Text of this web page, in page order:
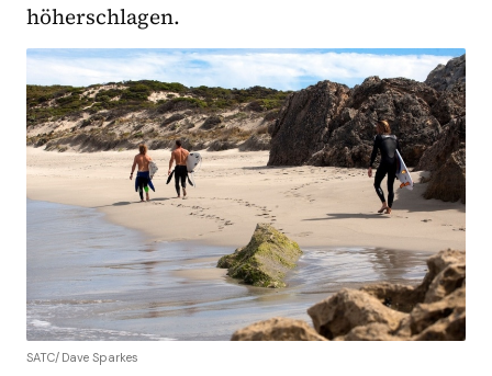
höherschlagen.
SATC/Dave Sparkes